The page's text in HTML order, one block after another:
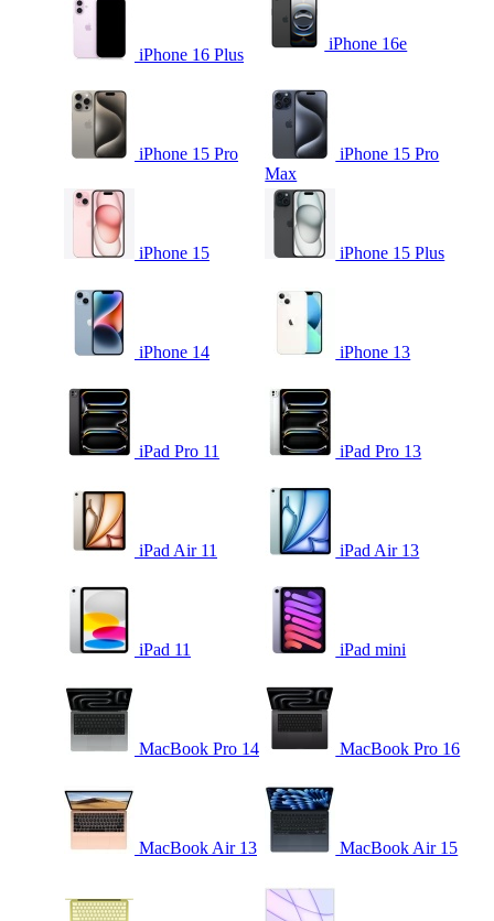
iPhone 16 Plus
iPhone 16e
iPhone 15 Pro
iPhone 15 Pro
Max
iPhone 15 iPhone 15 Plus
iPhone 14 iPhone 13
iPad Pro 11 iPad Pro 13
iPad Air 11 iPad Air 13
iPad 11 iPad mini
MacBook Pro 14 MacBook Pro 16
MacBook Air 13 MacBook Air 15